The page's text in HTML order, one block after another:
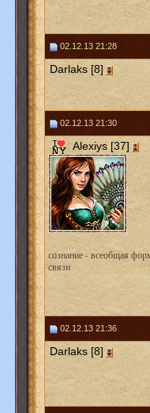
02.12.13 21:28
Darlaks [8]
02.12.13 21:30
Alexiys [37]
сознание - всеобщая
связи
02.12.13 21:36
Darlaks [8]